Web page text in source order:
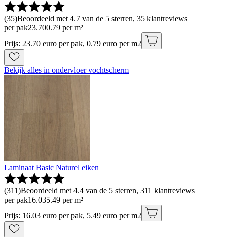
(35)Beoordeeld met 4.7 van de 5 sterren, 35 klantreviews
per pak23.700.79 per m²
Prijs: 23.70 euro per pak, 0.79 euro per m2
Bekijk alles in ondervloer vochtscherm
Laminaat Basic Naturel eiken
(311)Beoordeeld met 4.4 van de 5 sterren, 311 klantreviews
per pak16.035.49 per m²
Prijs: 16.03 euro per pak, 5.49 euro per m2